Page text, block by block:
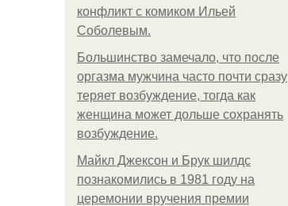
конфликт с комиком Ильей
Соболевым.
Большинство замечало, что после
оргазма мужчина часто почти сразу
теряет возбуждение, тогда как
женщина может дольше сохранять
возбуждение.
Майкл Джексон и Брук шилдс
познакомились в 1981 году на
церемонии вручения премии